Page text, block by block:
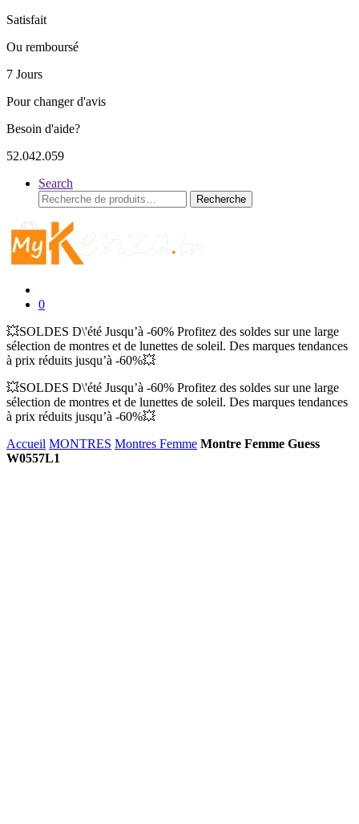
Satisfait
Ou remboursé
7 Jours
Pour changer d'avis
Besoin d'aide?
52.042.059
Search
Recherche
pour :
Recherche
0
💥SOLDES D\'été Jusqu’à -60% Profitez des soldes sur une large
sélection de montres et de lunettes de soleil. Des marques tendances
à prix réduits jusqu’à -60%💥
💥SOLDES D\'été Jusqu’à -60% Profitez des soldes sur une large
sélection de montres et de lunettes de soleil. Des marques tendances
à prix réduits jusqu’à -60%💥
Accueil MONTRES Montres Femme Montre Femme Guess
W0557L1